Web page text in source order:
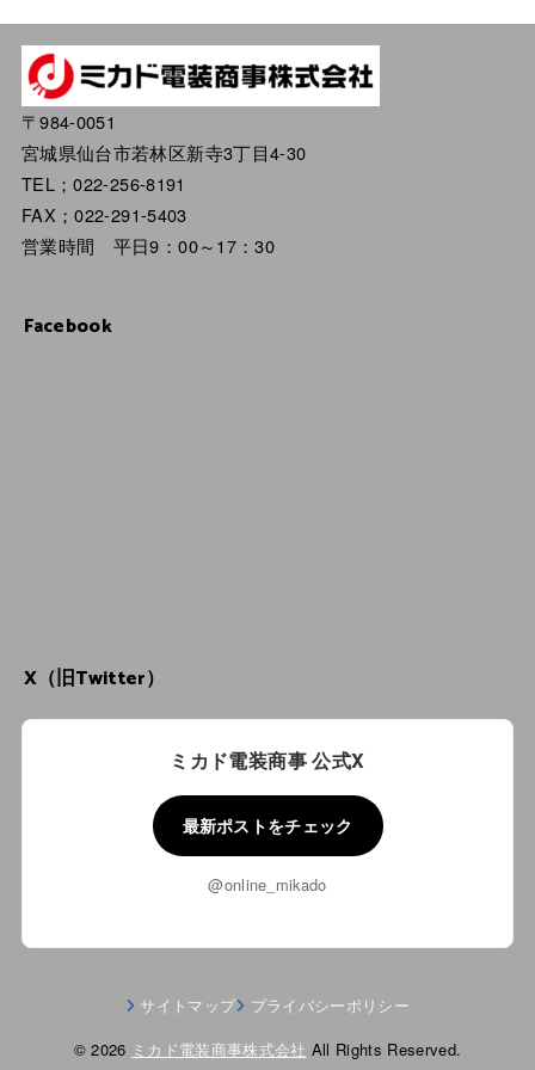
〒984-0051
宮城県仙台市若林区新寺3丁目4-30
TEL；022-256-8191
FAX；022-291-5403
営業時間 平日9：00～17：30
Facebook
X（旧Twitter）
ミカド電装商事 公式X
最新ポストをチェック
@online_mikado
サイトマップ
プライバシーポリシー
© 2026 ミカド電装商事株式会社 All Rights Reserved.